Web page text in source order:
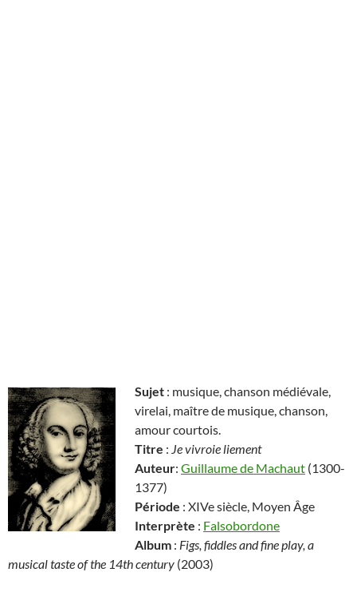
Sujet : musique, chanson médiévale,
virelai, maître de musique, chanson,
amour courtois.
Titre : Je vivroie liement
Auteur: Guillaume de Machaut (1300-
1377)
Période : XIVe siècle, Moyen Âge
Interprète : Falsobordone
Album : Figs, fiddles and fine play, a
musical taste of the 14th century (2003)